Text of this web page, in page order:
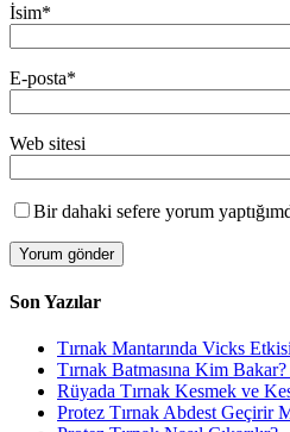
İsim*
E-posta*
Web sitesi
Bir dahaki sefere yorum
Son Yazılar
Tırnak Mantarında Vicks
Tırnak Batmasına Kim
Rüyada Tırnak Kesmek ve
Protez Tırnak Abdest Geçirir